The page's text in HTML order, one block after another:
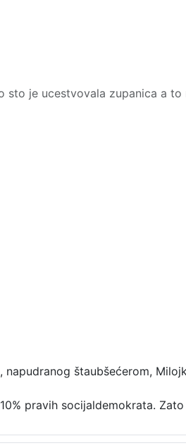
je ucestvovala zupanica a
štaubšećerom,
pravih socijaldemokrata.